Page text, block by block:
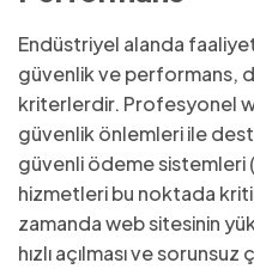
Endüstriyel alanda
güvenlik ve performans,
kriterlerdir. Profesyonel
güvenlik önlemleri ile
güvenli ödeme sistemleri
hizmetleri bu noktada
zamanda web sitesinin
hızlı açılması ve sorunsuz